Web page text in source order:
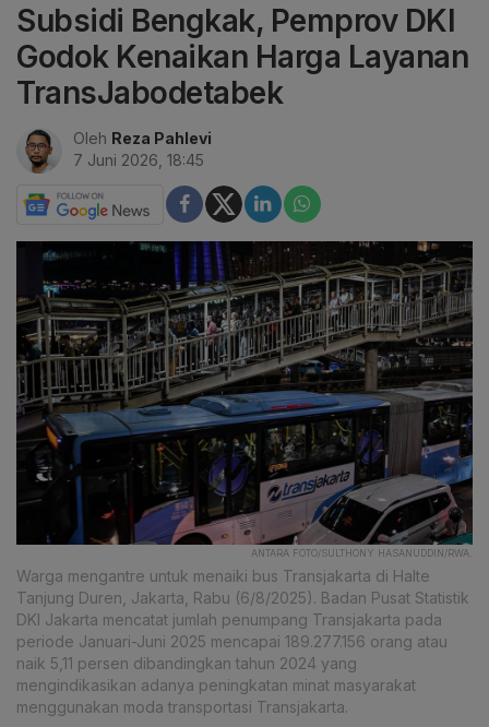
Subsidi Bengkak, Pemprov DKI
Godok Kenaikan Harga Layanan
TransJabodetabek
Oleh Reza Pahlevi
7 Juni 2026, 18:45
ANTARA FOTO/SULTHONY HASANUDDIN/RWA.
Warga mengantre untuk menaiki bus Transjakarta di Halte
Tanjung Duren, Jakarta, Rabu (6/8/2025). Badan Pusat Statistik
DKI Jakarta mencatat jumlah penumpang Transjakarta pada
periode Januari-Juni 2025 mencapai 189.277.156 orang atau
naik 5,11 persen dibandingkan tahun 2024 yang
mengindikasikan adanya peningkatan minat masyarakat
menggunakan moda transportasi Transjakarta.